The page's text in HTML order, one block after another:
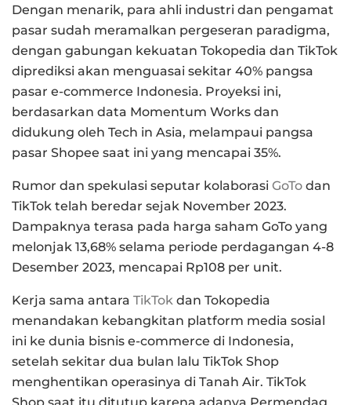
Dengan menarik, para ahli industri dan pengamat
pasar sudah meramalkan pergeseran paradigma,
dengan gabungan kekuatan Tokopedia dan TikTok
diprediksi akan menguasai sekitar 40% pangsa
pasar e-commerce Indonesia. Proyeksi ini,
berdasarkan data Momentum Works dan
didukung oleh Tech in Asia, melampaui pangsa
pasar Shopee saat ini yang mencapai 35%.
Rumor dan spekulasi seputar kolaborasi GoTo dan
TikTok telah beredar sejak November 2023.
Dampaknya terasa pada harga saham GoTo yang
melonjak 13,68% selama periode perdagangan 4-8
Desember 2023, mencapai Rp108 per unit.
Kerja sama antara TikTok dan Tokopedia
menandakan kebangkitan platform media sosial
ini ke dunia bisnis e-commerce di Indonesia,
setelah sekitar dua bulan lalu TikTok Shop
menghentikan operasinya di Tanah Air. TikTok